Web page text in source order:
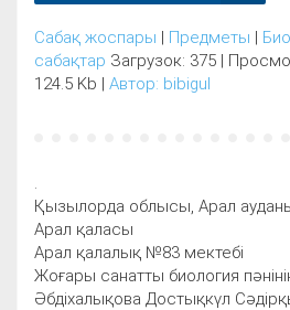
Сабақ жоспары | Предметы |
сабақтар Загрузок: 375 |
124.5 Kb | Автор: bibigul
Қызылорда облысы, Арал
Арал қаласы
Арал қалалық №83 мектебі
Жоғары санатты биология
Әбдіхалықова Достықкүл